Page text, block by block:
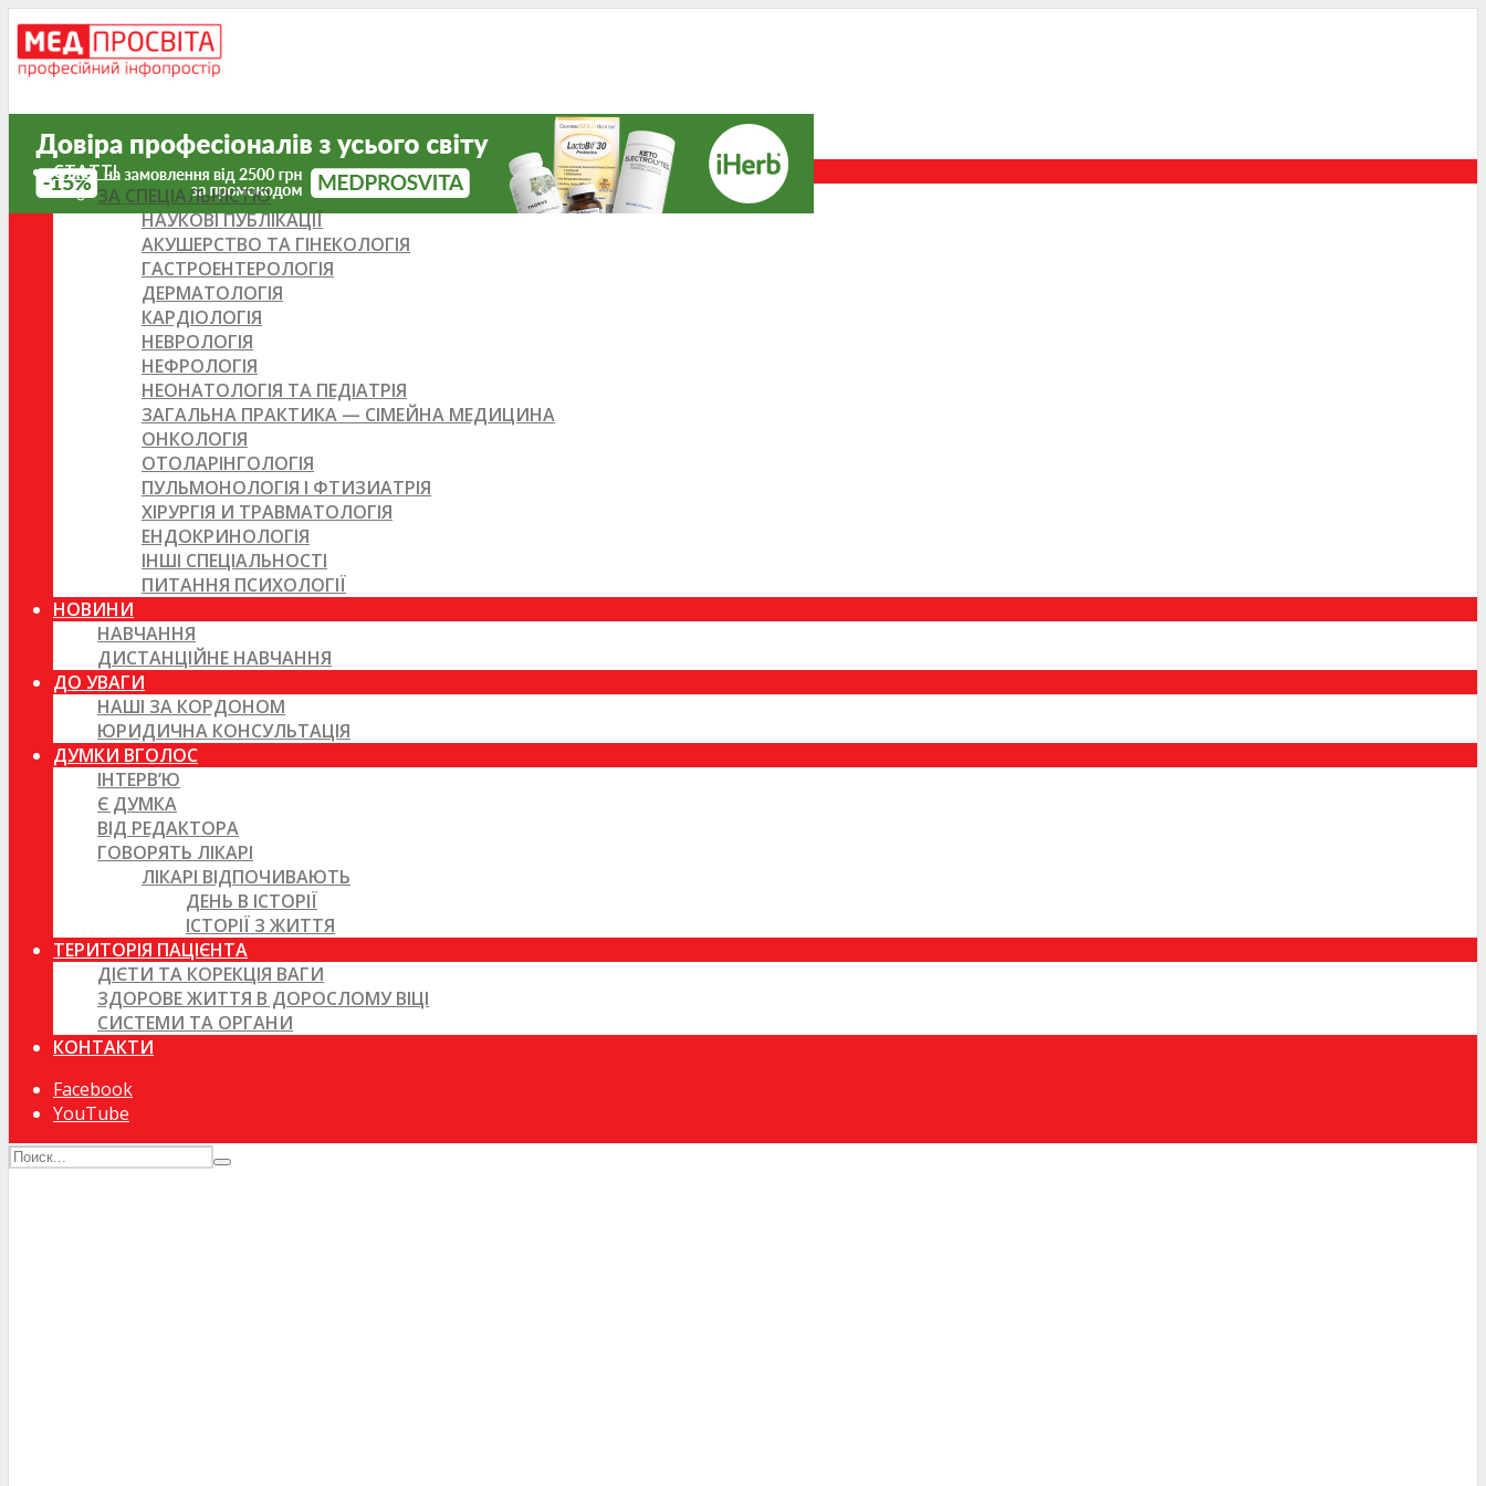
СТАТТІ
ЗА СПЕЦІАЛЬНІСТЮ
НАУКОВІ ПУБЛІКАЦІЇ
АКУШЕРСТВО ТА ГІНЕКОЛОГІЯ
ГАСТРОЕНТЕРОЛОГІЯ
ДЕРМАТОЛОГІЯ
КАРДІОЛОГІЯ
НЕВРОЛОГІЯ
НЕФРОЛОГІЯ
НЕОНАТОЛОГІЯ ТА ПЕДІАТРІЯ
ЗАГАЛЬНА ПРАКТИКА — СІМЕЙНА МЕДИЦИНА
ОНКОЛОГІЯ
ОТОЛАРІНГОЛОГІЯ
ПУЛЬМОНОЛОГІЯ І ФТИЗИАТРІЯ
ХІРУРГІЯ И ТРАВМАТОЛОГІЯ
ЕНДОКРИНОЛОГІЯ
ІНШІ СПЕЦІАЛЬНОСТІ
ПИТАННЯ ПСИХОЛОГІЇ
НОВИНИ
НАВЧАННЯ
ДИСТАНЦІЙНЕ НАВЧАННЯ
ДО УВАГИ
НАШІ ЗА КОРДОНОМ
ЮРИДИЧНА КОНСУЛЬТАЦІЯ
ДУМКИ ВГОЛОС
ІНТЕРВ’Ю
Є ДУМКА
ВІД РЕДАКТОРА
ГОВОРЯТЬ ЛІКАРІ
ЛІКАРІ ВІДПОЧИВАЮТЬ
ДЕНЬ В ІСТОРІЇ
ІСТОРІЇ З ЖИТТЯ
ТЕРИТОРІЯ ПАЦІЄНТА
ДІЄТИ ТА КОРЕКЦІЯ ВАГИ
ЗДОРОВЕ ЖИТТЯ В ДОРОСЛОМУ ВІЦІ
СИСТЕМИ ТА ОРГАНИ
КОНТАКТИ
Facebook
YouTube